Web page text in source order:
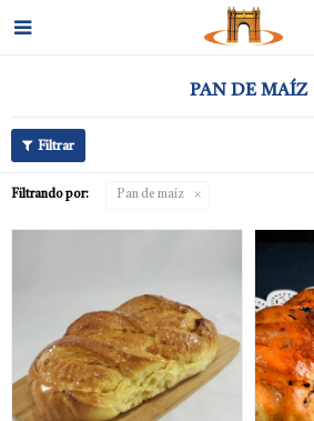

PAN DE MAÍZ
Filtrando por: Pan de maíz